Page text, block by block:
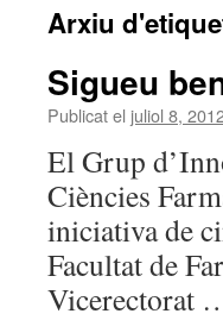
Arxiu
Sigueu
Publicat el juliol 8,
El Grup
Ciències
iniciativa de
Facultat de
Vicerectorat